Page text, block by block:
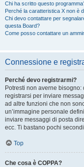
Chi ha scritto questo
Perché la caratteristica X non è
Chi devo contattare per
questa Board?
Come posso contattare un
Connessione e
Perché devo registrarmi?
Potresti non averne
registrarsi per inviare
ad altre funzioni che non
un’immagine personale
inviare messaggi di posta
ecc. Ti bastano pochi
Top
Che cosa è COPPA?